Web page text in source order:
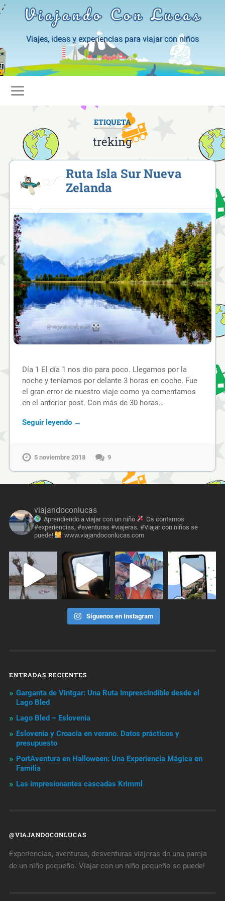
Viajando Con Lucas
Viajes, ideas y experiencias para viajar con niños
ETIQUETA
treking
Ruta Isla Sur Nueva
Zelanda
Día 1 El día 1 nos dio para poco. Llegamos por la
noche y teníamos por delante 3 horas en coche. Fue
el gran error de nuestro viaje como ya comentamos
en el anterior post. Con más de 30 horas…
Seguir leyendo →
5 noviembre 2018 9
viajandoconlucas
Aprendiendo a viajar con un niño
Os contamos
#experiencias, #aventuras #viajeras. #Viajar con niños se
puede!
www.viajandoconlucas.com
Síguenos en Instagram
ENTRADAS RECIENTES
Garganta de Vintgar: Una Ruta Imprescindible desde el
Lago Bled
Lago Bled – Eslovenia
Eslovenia y Croacia en verano. Datos prácticos y
presupuesto
PortAventura en Halloween: Una Experiencia Mágica en
Familia
Las impresionantes cascadas Krimml
@VIAJANDOCONLUCAS
Experiencias, aventuras, desventuras viajeras de una pareja
de un niño pequeño. Viajar con un niño pequeño se puede!